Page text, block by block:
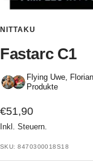
NITTAKU
Fastarc C1
Flying Uwe,
Produkte
Angebotspreis
€51,90
Inkl. Steuern.
SKU:8470300018S18